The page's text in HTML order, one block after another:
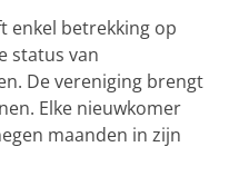
enkel betrekking op
status van
De vereniging brengt
Elke nieuwkomer
maanden in zijn